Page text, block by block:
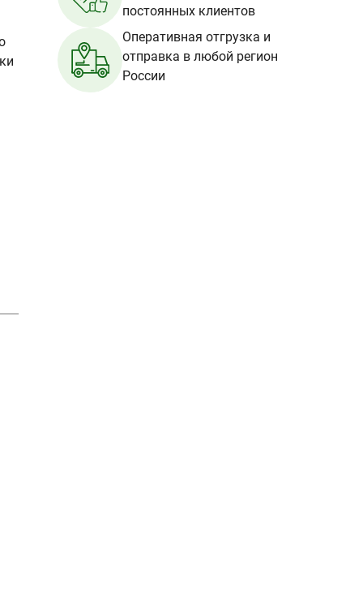
постоянных клиентов
Оперативная отгрузка и
отправка в любой регион
России